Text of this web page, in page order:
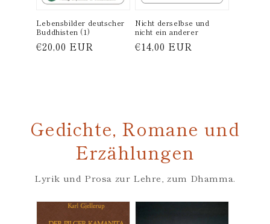
Lebensbilder deutscher
Buddhisten (1)
Normaler
€20,00 EUR
Nicht derselbse und
nicht ein anderer
Normaler
€14,00 EUR
Gedichte, Romane und
Erzählungen
Lyrik und Prosa zur Lehre, zum Dhamma.